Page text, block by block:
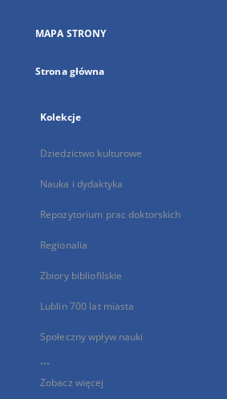
karcie
MAPA STRONY
Strona główna
Kolekcje
Dziedzictwo kulturowe
Nauka i dydaktyka
Repozytorium prac doktorskich
Regionalia
Zbiory bibliofilskie
Lublin 700 lat miasta
Społeczny wpływ nauki
...
Zobacz więcej